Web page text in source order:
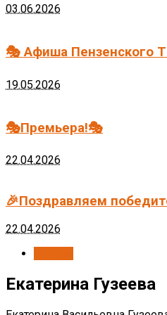
03.06.2026
🎭 Афиша Пензенского
19.05.2026
🎭Премьера!🎭
22.04.2026
🎉Поздравляем
22.04.2026
Екатерина Гузеева